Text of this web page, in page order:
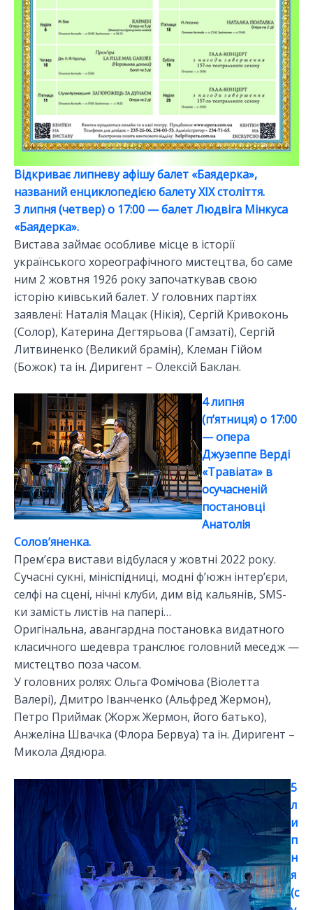
Відкриває липневу афішу балет «Баядерка»,
названий енциклопедією балету ХІХ століття.
3 липня (четвер) о 17:00 — балет Людвіга Мінкуса
«Баядерка».
Вистава займає особливе місце в історії
українського хореографічного мистецтва, бо саме
ним 2 жовтня 1926 року започаткував свою
історію київський балет. У головних партіях
заявлені: Наталія Мацак (Нікія), Сергій Кривоконь
(Солор), Катерина Дегтярьова (Гамзаті), Сергій
Литвиненко (Великий брамін), Клеман Гійом
(Божок) та ін. Диригент – Олексій Баклан.
4 липня
(п’ятниця) о 17:00
— опера
Джузеппе Верді
«Травіата» в
осучасненій
постановці
Анатолія
Солов’яненка.
Прем’єра вистави відбулася у жовтні 2022 року.
Сучасні сукні, мініспідниці, модні ф’южн інтер’єри,
селфі на сцені, нічні клуби, дим від кальянів, SMS-
ки замість листів на папері…
Оригінальна, авангардна постановка видатного
класичного шедевра транслює головний меседж —
мистецтво поза часом.
У головних ролях: Ольга Фомічова (Віолетта
Валері), Дмитро Іванченко (Альфред Жермон),
Петро Приймак (Жорж Жермон, його батько),
Анжеліна Швачка (Флора Бервуа) та ін. Диригент –
Микола Дядюра.
5
л
и
п
н
я
(с